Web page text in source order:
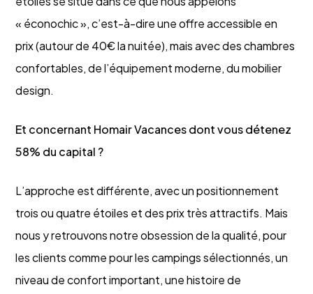
« éconochic », c’est-à-dire une offre accessible en
prix (autour de 40€ la nuitée), mais avec des chambres
confortables, de l’équipement moderne, du mobilier
design.
Et concernant Homair Vacances dont vous détenez
58% du capital ?
L’approche est différente, avec un positionnement
trois ou quatre étoiles et des prix très attractifs. Mais
nous y retrouvons notre obsession de la qualité, pour
les clients comme pour les campings sélectionnés, un
niveau de confort important, une histoire de